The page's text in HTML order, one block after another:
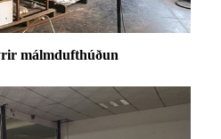
málmdufthúðun